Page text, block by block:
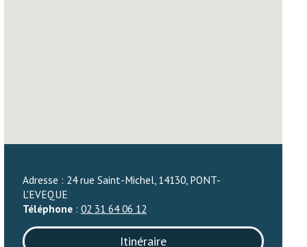
Adresse : 24 rue Saint-Michel, 14130, PONT-
L'EVEQUE
Téléphone: 02 31 64 06 12
Itinéraire